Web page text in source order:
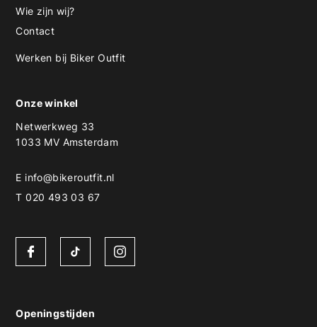
Wie zijn wij?
Contact
Werken bij Biker Outfit
Onze winkel
Netwerkweg 33
1033 MV Amsterdam
E info@bikeroutfit.nl
T 020 493 03 67
Openingstijden